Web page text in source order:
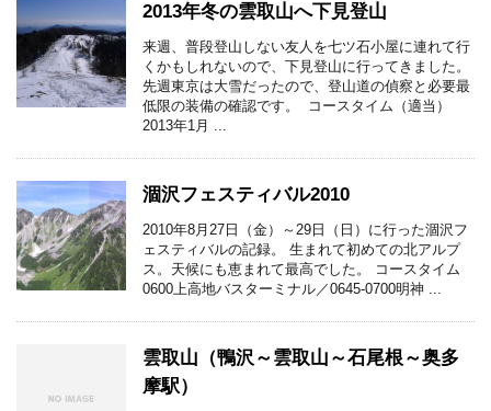
2013年冬の雲取山へ下見登山
来週、普段登山しない友人を七ツ石小屋に連れて行
くかもしれないので、下見登山に行ってきました。
先週東京は大雪だったので、登山道の偵察と必要最
低限の装備の確認です。 コースタイム（適当）
2013年1月 ...
涸沢フェスティバル2010
2010年8月27日（金）～29日（日）に行った涸沢フ
ェスティバルの記録。 生まれて初めての北アルプ
ス。天候にも恵まれて最高でした。 コースタイム
0600上高地バスターミナル／0645-0700明神 ...
雲取山（鴨沢～雲取山～石尾根～奥多
摩駅）